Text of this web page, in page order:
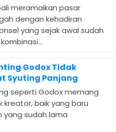
meramaikan pasar
dengan kehadiran
yang sejak awal sudah
Godox Tidak
Syuting Panjang
seperti Godox memang
kreator, baik yang baru
yang sudah lama